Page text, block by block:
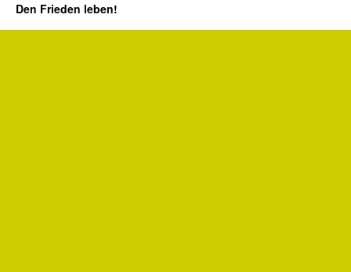
Den Frieden leben!